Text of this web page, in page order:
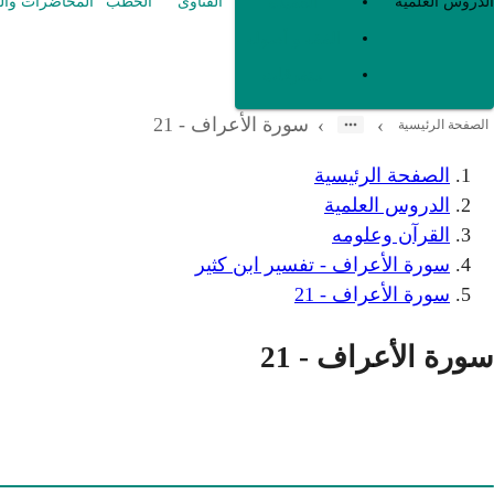
الصفحة الرئيسية ›
› سورة الأعراف - 21
الصفحة الرئيسية
الدروس العلمية
القرآن وعلومه
سورة الأعراف - تفسير ابن كثير
سورة الأعراف - 21
سورة الأعراف - 21